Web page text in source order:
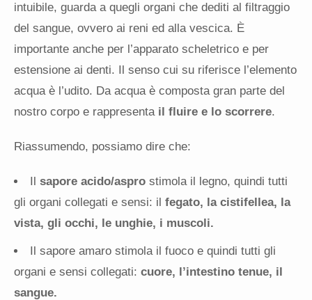
intuibile, guarda a quegli organi che dediti al filtraggio
del sangue, ovvero ai reni ed alla vescica. È
importante anche per l’apparato scheletrico e per
estensione ai denti. Il senso cui su riferisce l’elemento
acqua è l’udito. Da acqua è composta gran parte del
nostro corpo e rappresenta il fluire e lo scorrere.
Riassumendo, possiamo dire che:
sapore acido/aspro stimola il legno, quindi tutti
gli organi collegati e sensi: il fegato, la cistifellea, la
vista, gli occhi, le unghie, i muscoli.
Il sapore amaro stimola il fuoco e quindi tutti gli
organi e sensi collegati: cuore, l’intestino tenue, il
sangue.